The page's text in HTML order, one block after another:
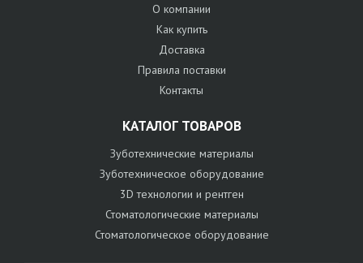
О компании
Как купить
Доставка
Правила поставки
Контакты
КАТАЛОГ ТОВАРОВ
Зуботехнические материалы
Зуботехническое оборудование
3D технологии и рентген
Стоматологические материалы
Стоматологическое оборудование